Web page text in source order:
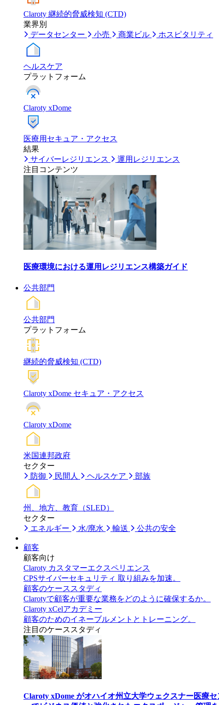
Claroty 継続的脅威検知 (CTD)
業界別
データセンター
小売 商業ビル ホスピタリティ
ヘルスケア
プラットフォーム
Claroty xDome
医療用セキュア・アクセス
結果
サイバーレジリエンス
運用レジリエンス
注目コンテンツ
医療環境における運用レジリエンス構築ガイド
公共部門
公共部門
プラットフォーム
継続的脅威検知 (CTD)
Claroty xDome セキュア・アクセス
Claroty xDome
米国連邦政府
セクター
防御
民間人 ヘルスケア 部族
州、地方、教育（SLED）
セクター
エネルギー
水/廃水 輸送 公共の安全
顧客
顧客向け
Claroty カスタマーエクスペリエンス
CPSサイバーセキュリティ 取り組みを加速。
顧客のケーススタディ
Clarotyで顧客が重要な業務をどのように確保するか。
Claroty xCelアカデミー
顧客のためのイネーブルメントとトレーニング。
注目のケーススタディ
Claroty xDome がオハイオ州立大学ウェクスナー医療セ